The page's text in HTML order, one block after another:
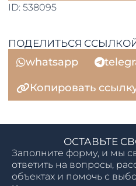
ID: 538095
ПОДЕЛИТЬСЯ
whatsapp
Копировать
ОСТАВЬТЕ
Заполните форму, и мы
ответить на вопросы,
объектах и помочь с